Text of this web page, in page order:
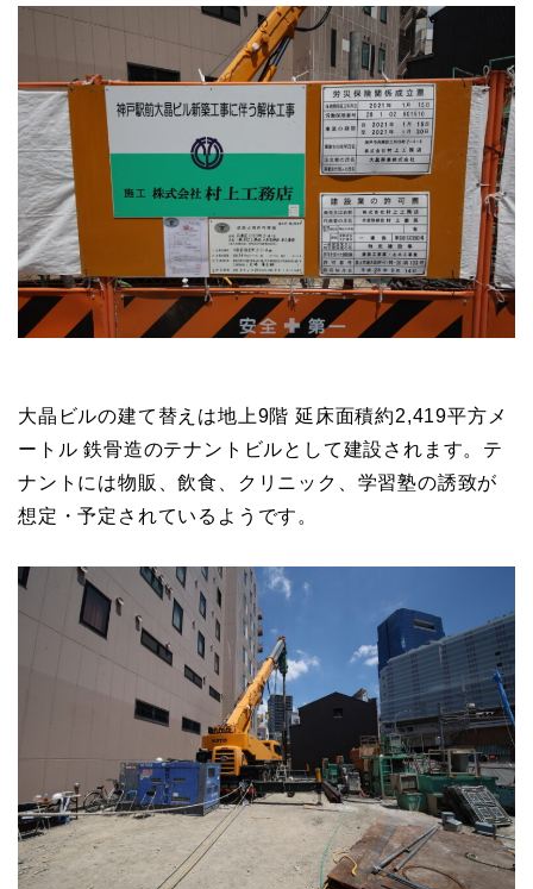
大晶ビルの建て替えは地上9階 延床面積約2,419平方メ
ートル 鉄骨造のテナントビルとして建設されます。テ
ナントには物販、飲食、クリニック、学習塾の誘致が
想定・予定されているようです。